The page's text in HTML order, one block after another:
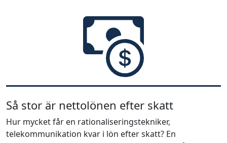
Så stor är nettolönen efter skatt
Hur mycket får en rationaliseringstekniker,
telekommunikation kvar i lön efter skatt? En